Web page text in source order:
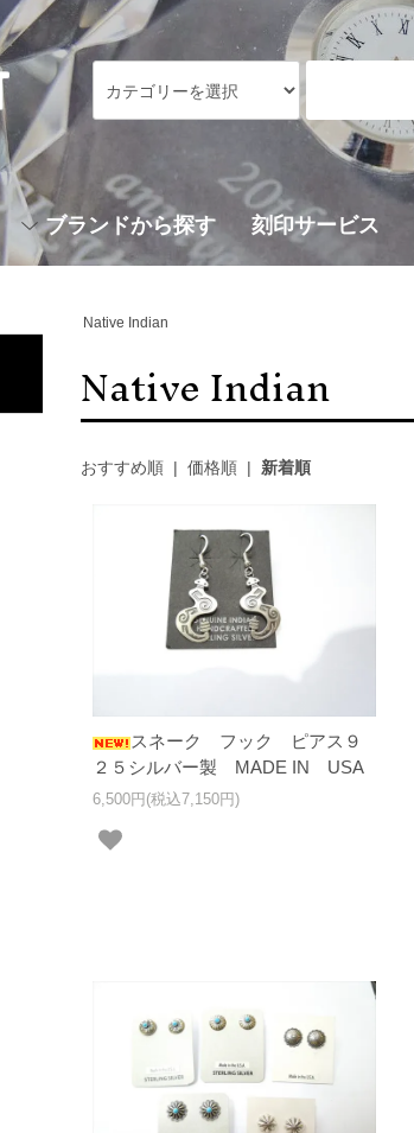
ブランドから探す 刻印サービス
Native Indian
Native Indian
おすすめ順| 価格順| 新着順
スネーク フック ピアス９
２５シルバー製 MADE IN USA
6,500円(税込7,150円)